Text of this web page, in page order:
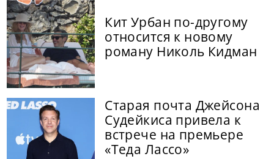
Кит Урбан по-другому
относится к новому
роману Николь Кидман
Старая почта Джейсона
Судейкиса привела к
встрече на премьере
«Теда Лассо»